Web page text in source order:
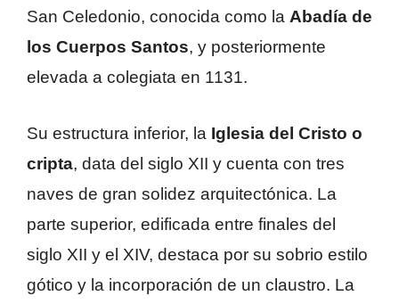
San Celedonio, conocida como la Abadía de
los Cuerpos Santos, y posteriormente
elevada a colegiata en 1131.
Su estructura inferior, la Iglesia del Cristo o
cripta, data del siglo XII y cuenta con tres
naves de gran solidez arquitectónica. La
parte superior, edificada entre finales del
siglo XII y el XIV, destaca por su sobrio estilo
gótico y la incorporación de un claustro. La